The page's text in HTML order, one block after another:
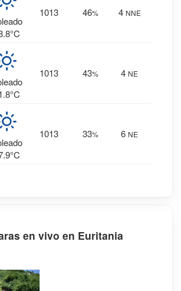
1013 46% 4 NNE
1013 43% 4 NE
1013 33% 6 NE
en vivo en Euritania